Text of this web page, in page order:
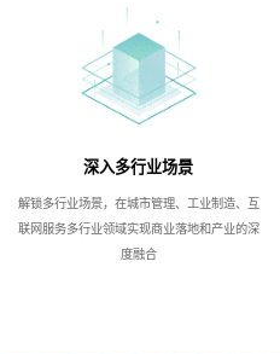
深入多行业场景
解锁多行业场景，在城市管理、工业制造、互
联网服务多行业领域实现商业落地和产业的深
度融合